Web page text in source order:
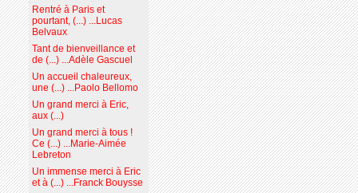
Rentré à Paris et
pourtant, (...) ...Lucas
Belvaux
Tant de bienveillance et
de (...) ...Adèle Gascuel
Un accueil chaleureux,
une (...) ...Paolo Bellomo
Un grand merci à Eric,
aux (...)
Un grand merci à tous !
Ce (...) ...Marie-Aimée
Lebreton
Un immense merci à Eric
et à (...) ...Franck Bouysse